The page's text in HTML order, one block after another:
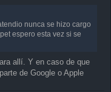
nunca se hizo cargo
espero esta vez si se
allí. Y en caso de que
de Google o Apple